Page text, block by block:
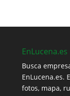
EnLucena.es
Busca
EnLucena.es.
fotos, mapa,